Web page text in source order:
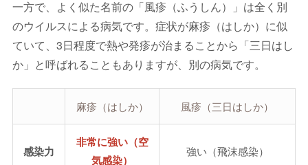
一方で、よく似た名前の「風疹（ふうしん）」は全く別
のウイルスによる病気です。症状が麻疹（はしか）に似
ていて、3日程度で熱や発疹が治まることから「三日はし
か」と呼ばれることもありますが、別の病気です。
麻疹（はしか） 風疹（三日はしか）
感染力
非常に強い（空
気感染）
強い（飛沫感染）